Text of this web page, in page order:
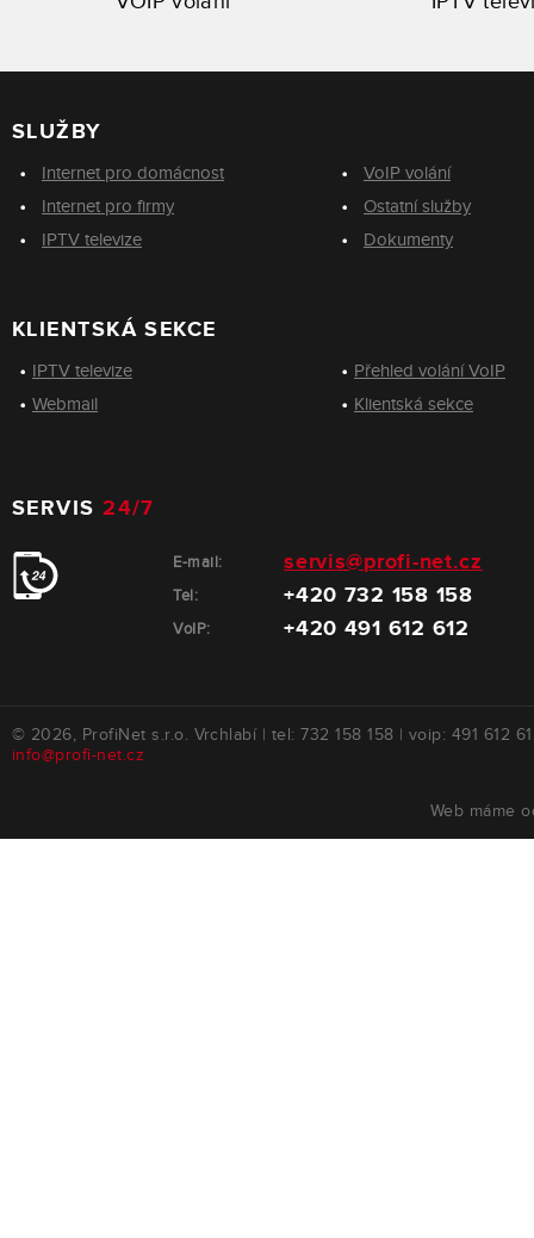
SLUŽBY
Internet pro domácnost
VoIP volání
Internet pro firmy
Ostatní služby
IPTV televize
Dokumenty
KLIENTSKÁ SEKCE
IPTV televize
Přehled volání VoIP
Webmail
Klientská sekce
SERVIS24/7
E-mail: servis@profi-net.cz
Tel: +420 732 158 158
VoIP: +420 491 612 612
© 2026, ProfiNet s.r.o. Vrchlabí | tel: 732 158 158 | voip: 491 612
info@profi-net.cz
Web máme